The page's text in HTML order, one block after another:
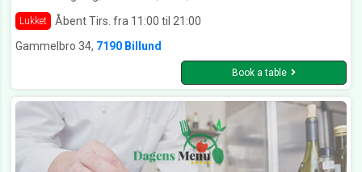
Lukket
Åbent Tirs. fra 11:00 til 21:00
Gammelbro 34, 7190 Billund
Book a table